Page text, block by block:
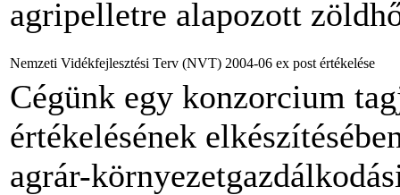
agripelletre alapozott
Nemzeti Vidékfejlesztési Terv (NVT) 2004-06 ex post értékelése
Cégünk egy konzorcium
értékelésének
agrár-